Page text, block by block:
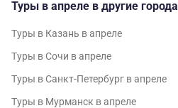
Туры в апреле в другие города
Туры в Казань в апреле
Туры в Сочи в апреле
Туры в Санкт-Петербург в апреле
Туры в Мурманск в апреле